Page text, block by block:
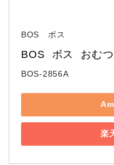
BOS ボス
BOS  ボス  おむ
BOS-2856A
楽